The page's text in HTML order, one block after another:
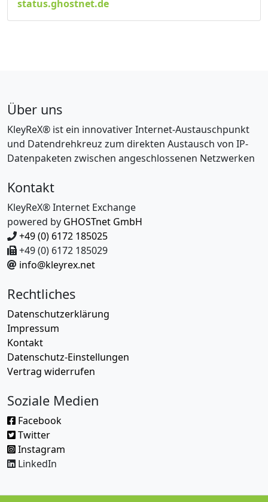
status.ghostnet.de
Über uns
KleyReX® ist ein innovativer Internet-Austauschpunkt
und Datendrehkreuz zum direkten Austausch von IP-
Datenpaketen zwischen angeschlossenen Netzwerken
Kontakt
KleyReX® Internet Exchange
powered by GHOSTnet GmbH
+49 (0) 6172 185025
+49 (0) 6172 185029
info@kleyrex.net
Rechtliches
Datenschutzerklärung
Impressum
Kontakt
Datenschutz-Einstellungen
Vertrag widerrufen
Soziale Medien
Facebook
Twitter
Instagram
LinkedIn